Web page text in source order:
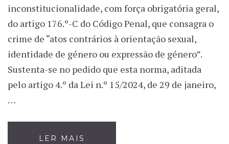
inconstitucionalidade, com força obrigatória geral,
do artigo 176.º-C do Código Penal, que consagra o
crime de “atos contrários à orientação sexual,
identidade de género ou expressão de género”.
Sustenta-se no pedido que esta norma, aditada
pelo artigo 4.º da Lei n.º 15/2024, de 29 de janeiro,
…
LER MAIS